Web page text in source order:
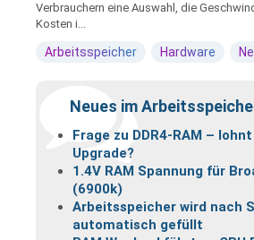
Verbrauchern eine Auswahl, die
Kosten i...
Arbeitsspeicher Hardware
Neues im
Frage zu DDR4-RAM –
Upgrade?
1.4V RAM Spannung für
(6900k)
Arbeitsspeicher wird nach
automatisch gefüllt